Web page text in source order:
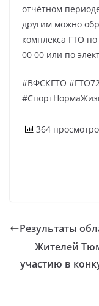
отчётном
другим можно
комплекса ГТО
00 00 или по
#ВФСКГТО
364
Результаты
Жителей
участию в